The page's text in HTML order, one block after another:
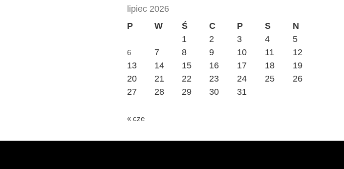
lipiec 2026
P
W Ś C P S
N
1
2 3 4 5
6 7 8 9 10 11
12
13
14 15 16 17 18
19
20
21 22 23 24 25
26
27
28 29 30 31
« cze